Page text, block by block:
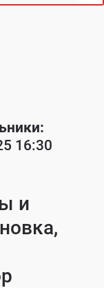
16:30
и